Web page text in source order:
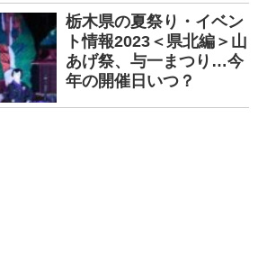
栃木県の夏祭り・イベン
ト情報2023＜県北編＞山
あげ祭、与一まつり…今
年の開催日いつ？